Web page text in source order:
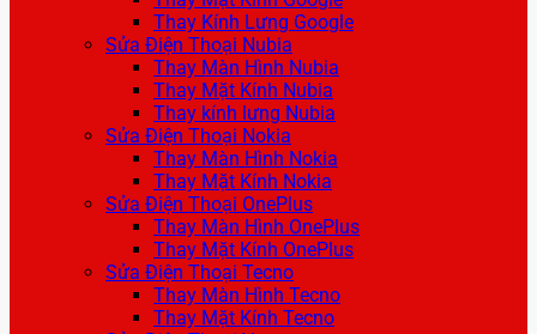
Thay Kính Lưng Google
Sửa Điện Thoại Nubia
Thay Màn Hình Nubia
Thay Mặt Kính Nubia
Thay kính lưng Nubia
Sửa Điện Thoại Nokia
Thay Màn Hình Nokia
Thay Mặt Kính Nokia
Sửa Điện Thoại OnePlus
Thay Màn Hình OnePlus
Thay Mặt Kính OnePlus
Sửa Điện Thoại Tecno
Thay Màn Hình Tecno
Thay Mặt Kính Tecno